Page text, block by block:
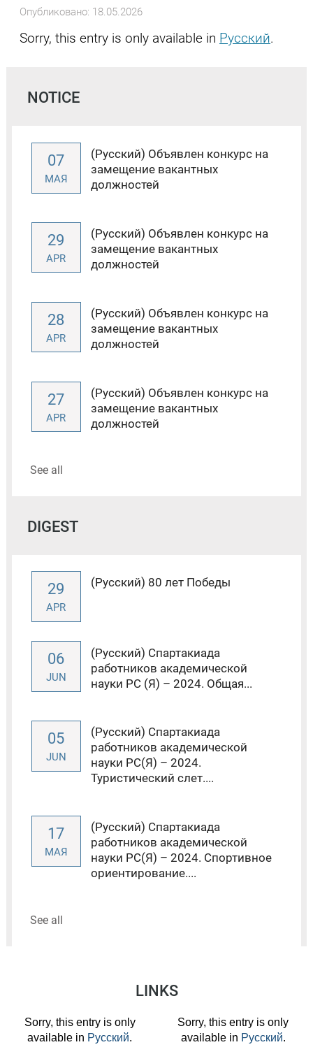
Опубликовано: 18.05.2026
Sorry, this entry is only available in Русский.
NOTICE
07
МАЯ
(Русский) Объявлен конкурс на
замещение вакантных
должностей
29
APR
(Русский) Объявлен конкурс на
замещение вакантных
должностей
28
APR
(Русский) Объявлен конкурс на
замещение вакантных
должностей
27
APR
(Русский) Объявлен конкурс на
замещение вакантных
должностей
See all
DIGEST
29
APR
(Русский) 80 лет Победы
06
JUN
(Русский) Спартакиада
работников академической
науки РС (Я) – 2024. Общая...
05
JUN
(Русский) Спартакиада
работников академической
науки РС(Я) – 2024.
Туристический слет....
17
МАЯ
(Русский) Спартакиада
работников академической
науки РС(Я) – 2024. Спортивное
ориентирование....
See all
LINKS
Sorry, this entry is only
available in Русский.
Sorry, this entry is only
available in Русский.